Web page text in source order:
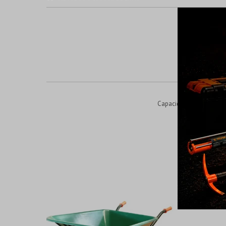
Capacidad: 100L *Uso